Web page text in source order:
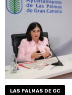
LAS PALMAS DE GC